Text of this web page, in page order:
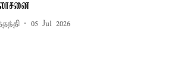
05 Jul 2026